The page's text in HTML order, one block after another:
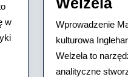
w
Wprowadzenie
kulturowa
Welzela to
analityczne